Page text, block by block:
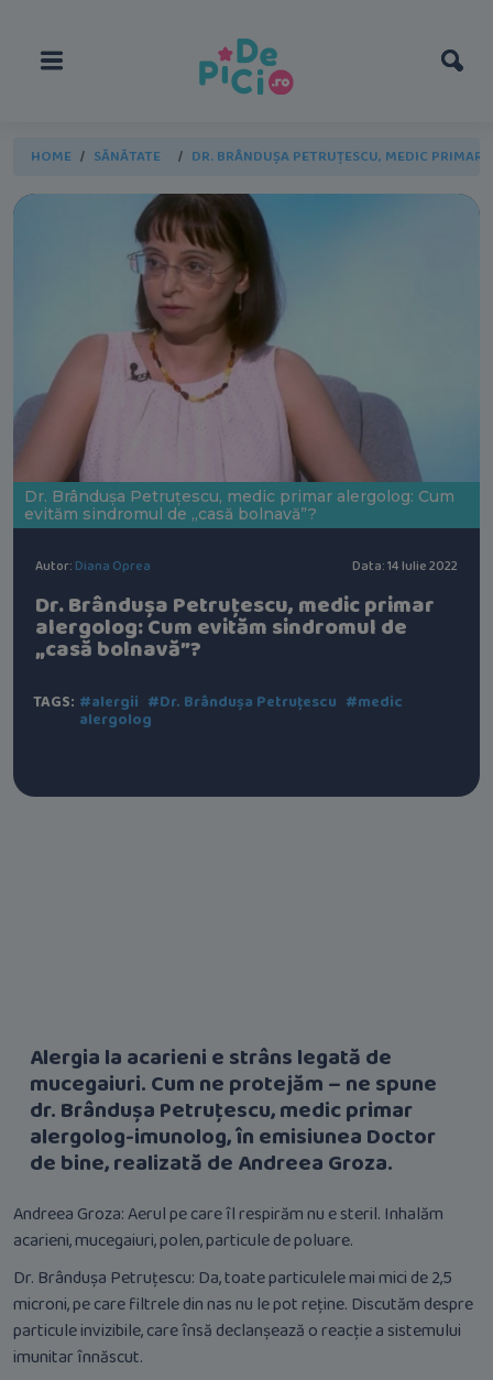
HOME SĂNĂTATE DR. BRÂNDUȘA PETRUȚESCU, MEDIC
Dr. Brândușa Petruțescu, medic primar alergolog: Cum
evităm sindromul de „casă bolnavă”?
Autor: Diana Oprea Data: 14 Iulie 2022
Dr. Brândușa Petruțescu, medic primar
alergolog: Cum evităm sindromul de
„casă bolnavă”?
TAGS: #alergii #Dr. Brândușa Petruțescu #medic
alergolog
Alergia la acarieni e strâns legată de
mucegaiuri. Cum ne protejăm – ne spune
dr. Brândușa Petruțescu, medic primar
alergolog-imunolog, în emisiunea Doctor
de bine, realizată de Andreea Groza.
Andreea Groza: Aerul pe care îl respirăm nu e steril. Inhalăm
acarieni, mucegaiuri, polen, particule de poluare.
Dr. Brândușa Petruțescu: Da, toate particulele mai mici de 2,5
microni, pe care filtrele din nas nu le pot reține. Discutăm despre
particule invizibile, care însă declanșează o reacție a sistemului
imunitar înnăscut.